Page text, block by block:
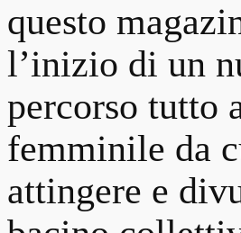
questo
l’inizio di un
percorso tutto
femminile da
attingere e